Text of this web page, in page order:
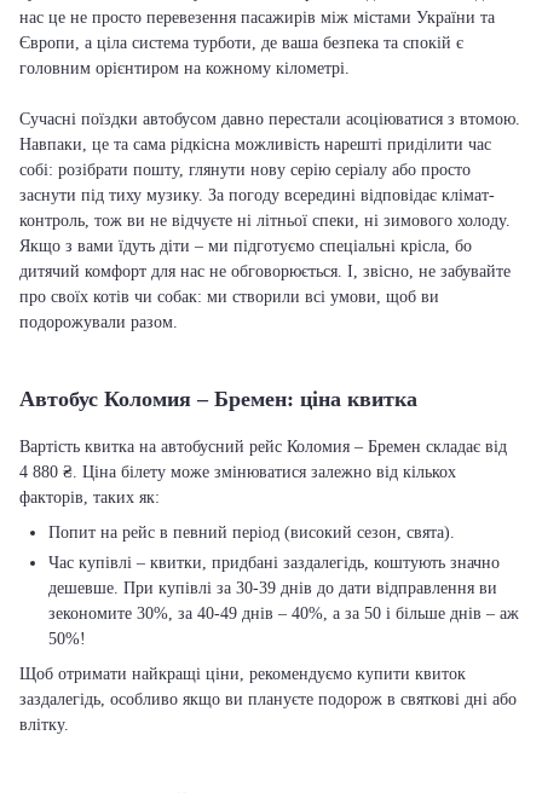
нас це не просто перевезення пасажирів між містами України та
Європи, а ціла система турботи, де ваша безпека та спокій є
головним орієнтиром на кожному кілометрі.
Сучасні поїздки автобусом давно перестали асоціюватися з втомою.
Навпаки, це та сама рідкісна можливість нарешті приділити час
собі: розібрати пошту, глянути нову серію серіалу або просто
заснути під тиху музику. За погоду всередині відповідає клімат-
контроль, тож ви не відчуєте ні літньої спеки, ні зимового холоду.
Якщо з вами їдуть діти – ми підготуємо спеціальні крісла, бо
дитячий комфорт для нас не обговорюється. І, звісно, не забувайте
про своїх котів чи собак: ми створили всі умови, щоб ви
подорожували разом.
Автобус Коломия – Бремен: ціна квитка
Вартість квитка на автобусний рейс Коломия – Бремен складає від
4 880 ₴. Ціна білету може змінюватися залежно від кількох
факторів, таких як:
Попит на рейс в певний період (високий сезон, свята).
Час купівлі – квитки, придбані заздалегідь, коштують значно
дешевше. При купівлі за 30-39 днів до дати відправлення ви
зекономите 30%, за 40-49 днів – 40%, а за 50 і більше днів – аж
50%!
Щоб отримати найкращі ціни, рекомендуємо купити квиток
заздалегідь, особливо якщо ви плануєте подорож в святкові дні або
влітку.